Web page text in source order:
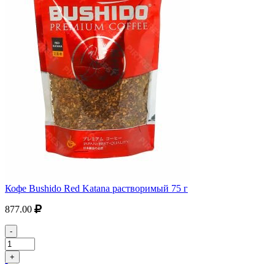
Кофе Bushido Red Katana растворимый 75 г
877.00
-
+